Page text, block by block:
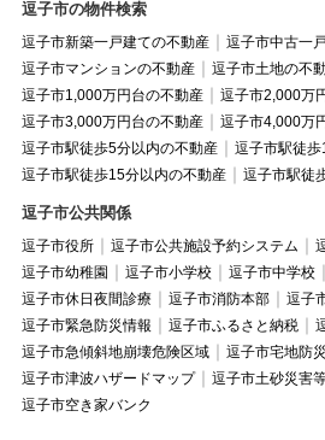
逗子市の物件検索
逗子市新築一戸建ての不動産
逗子市中古一
逗子市マンションの不動産
逗子市土地の不
逗子市1,000万円台の不動産
逗子市2,000万
逗子市3,000万円台の不動産
逗子市4,000万
逗子市駅徒歩5分以内の不動産
逗子市駅徒
逗子市駅徒歩15分以内の不動産
逗子市駅徒
逗子市公共関係
逗子市役所 逗子市公共施設予約システム
逗子市幼稚園
逗子市小学校 逗子市中学校
逗子市休日夜間診療
逗子市消防本部
逗子
逗子市緊急防災情報
逗子市ふるさと納税
逗子市急傾斜地崩壊危険区域
逗子市宅地防
逗子市津波ハザードマップ
逗子市土砂災害
逗子市空き家バンク